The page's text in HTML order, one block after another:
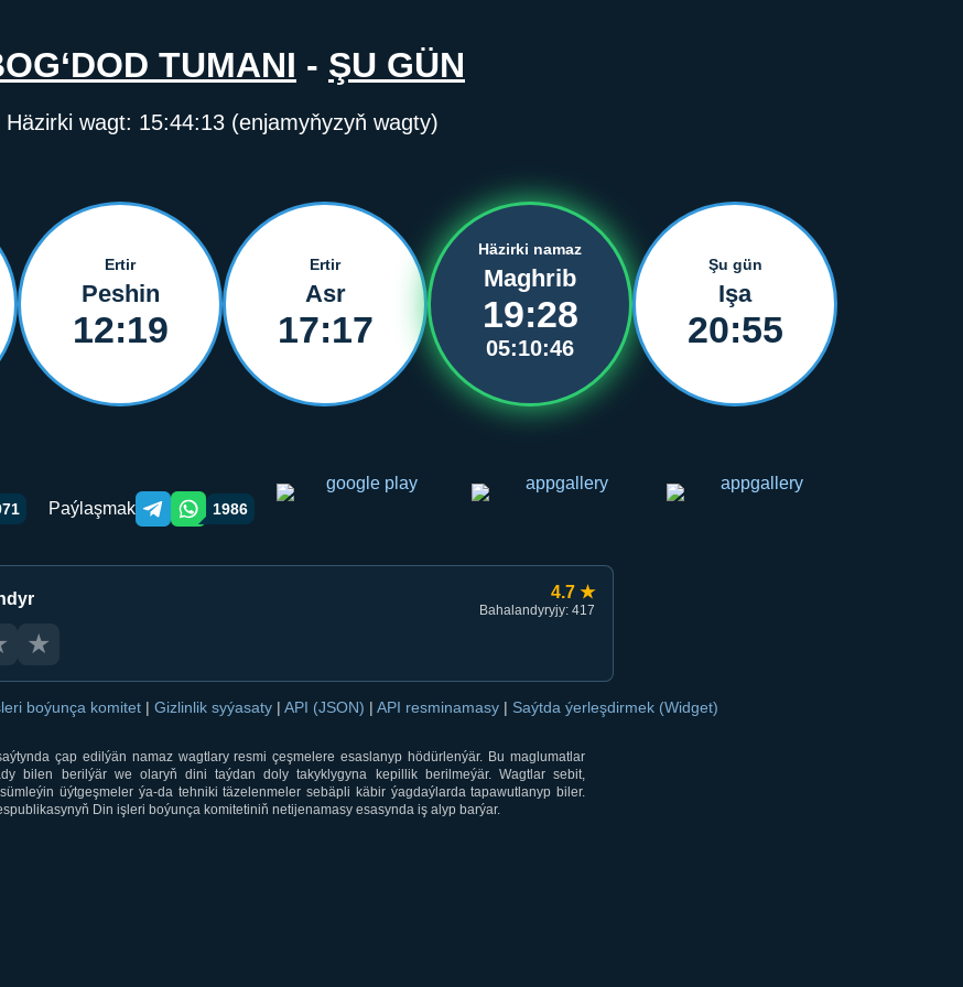
TUMANI - ŞU GÜN
Häzirki wagt: 15:44:14 (enjamyňyzyň wagty)
Ertir
Peshin
12:19
Ertir
Asr
17:17
Häzirki namaz
Maghrib
19:28
05:10:45
Şu gün
Işa
20:55
Paýlaşmak Telegram orqali ulashish
WhatsApp orqali ulashish
1986
4.7 ★
Bahalandyryjy: 417
★
boýunça komitet | Gizlinlik syýasaty | API (JSON) | API resminamasy | Saýtda ýerleşdirmek (Widget)
çap edilýän namaz wagtlary resmi çeşmelere esaslanyp hödürlenýär. Bu maglumatlar
bilen berilýär we olaryň dini taýdan doly takyklygyna kepillik berilmeýär. Wagtlar sebit,
üýtgeşmeler ýa-da tehniki täzelenmeler sebäpli käbir ýagdaýlarda tapawutlanyp biler.
Din işleri boýunça komitetiniň netijenamasy esasynda iş alyp barýar.